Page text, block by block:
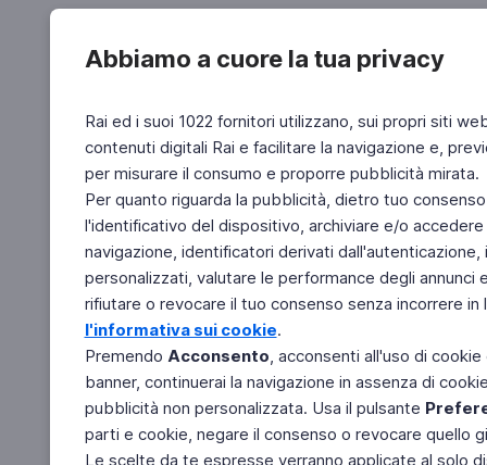
Abbiamo a cuore la tua privacy
Rai ed i suoi 1022 fornitori utilizzano, sui propri siti
contenuti digitali Rai e facilitare la navigazione e,
per misurare il consumo e proporre pubblicità mirata.
Per quanto riguarda la pubblicità, dietro tuo
l'identificativo del dispositivo, archiviare e/o
navigazione, identificatori derivati
personalizzati, valutare le performance degli
rifiutare o revocare il tuo consenso senza incorrere
l'informativa sui cookie.
Premendo Acconsento, acconsenti all'uso di
banner, continuerai la navigazione in assenza di
pubblicità non personalizzata. Usa il pulsante
parti e cookie, negare il consenso o revocare quello
Le scelte da te espresse verranno applicate al solo